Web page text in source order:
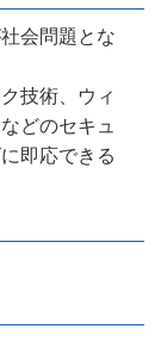
会問題とな
技術、ウィ
どのセキュ
即応できる